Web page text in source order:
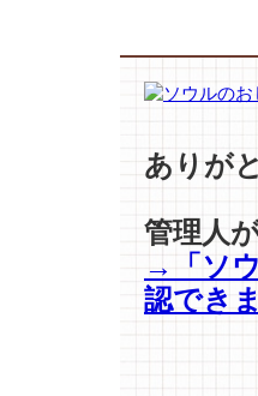
ありが
管理人
→「ソ
認でき